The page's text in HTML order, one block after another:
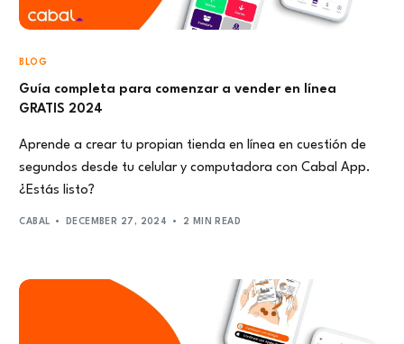
BLOG
Guía completa para comenzar a vender en línea
GRATIS 2024
Aprende a crear tu propian tienda en línea en cuestión de
segundos desde tu celular y computadora con Cabal App.
¿Estás listo?
CABAL DECEMBER 27, 2024 2 MIN READ